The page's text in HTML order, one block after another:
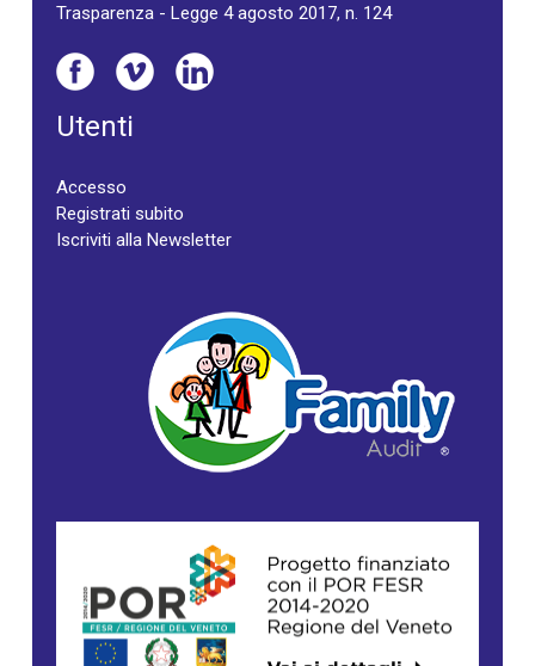
Trasparenza - Legge 4 agosto 2017, n. 124
Utenti
Accesso
Registrati subito
Iscriviti alla Newsletter